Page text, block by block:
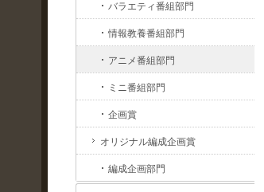
バラエティ番組部門
情報教養番組部門
アニメ番組部門
ミニ番組部門
企画賞
オリジナル編成企画賞
編成企画部門